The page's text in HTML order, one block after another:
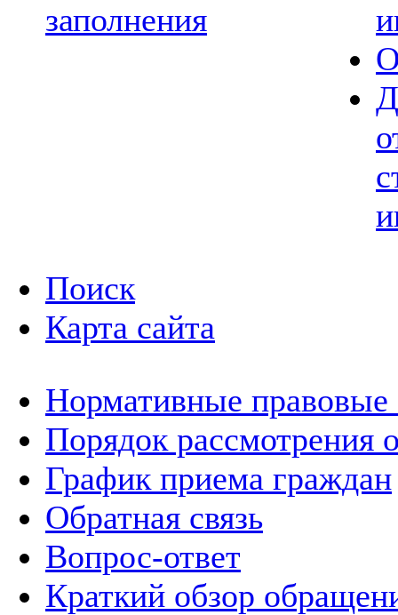
заполнения
Поиск
Карта сайта
Нормативные правовые
Порядок рассмотрения
График приема граждан
Обратная связь
Вопрос-ответ
Краткий обзор